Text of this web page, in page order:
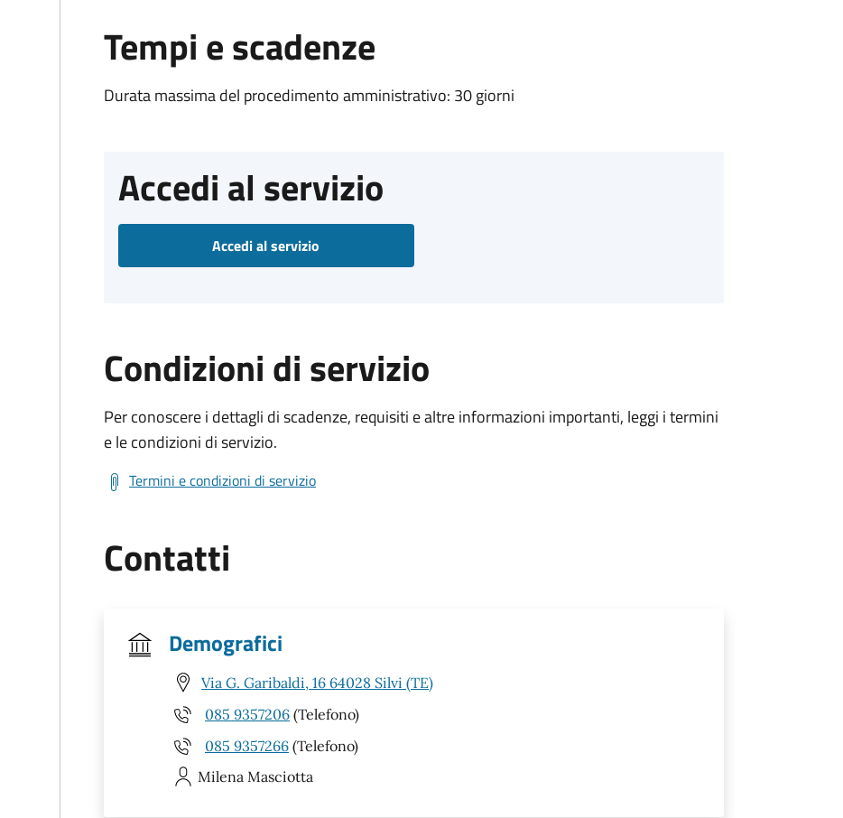
Tempi e scadenze
Durata massima del procedimento amministrativo: 30 giorni
Accedi al servizio
Accedi al servizio
Condizioni di servizio
Per conoscere i dettagli di scadenze, requisiti e altre informazioni importanti, leggi i termini
e le condizioni di servizio.
Termini e condizioni di servizio
Contatti
Demografici
Via G. Garibaldi, 16 64028 Silvi (TE)
085 9357206 (Telefono)
085 9357266 (Telefono)
Milena Masciotta